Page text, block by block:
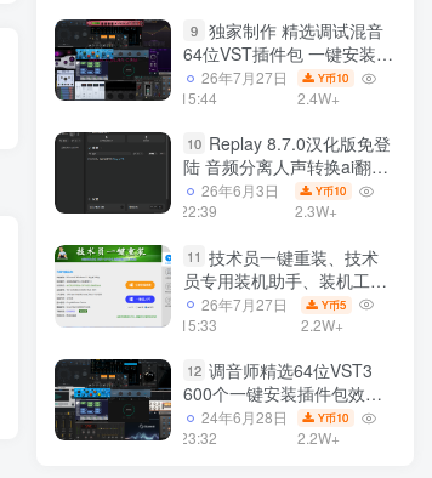
SSA Plugins aXPlugins Suite a1 v2022.09综合套装 WIN
9 独家制作 精选调试混音
64位VST插件包 一键安装
600个效果器合集v2.0 WiN
支持定制
26年7月27日
15:44
Y币10
2.4W+
10 Replay 8.7.0汉化版免登
陆 音频分离人声转换ai翻唱
支持50系显卡 一键安装
WiN
26年6月3日
22:39
Y币10
2.3W+
11 技术员一键重装、技术
员专用装机助手、装机工
具、电脑系统装机软件丶一
键安装系统
26年7月27日
15:33
Y币5
2.2W+
12 调音师精选64位VST3
600个一键安装插件包效果
器集合10G WiN
24年6月28日
23:32
Y币10
2.2W+